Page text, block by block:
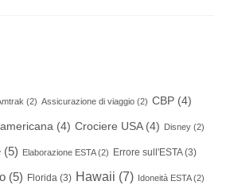
(2) Assicurazione di viaggio (2) CBP (4)
(4) Crociere USA(4) Disney (2)
(5) Elaborazione ESTA(2) Errore sull'ESTA(3)
(5) Florida (3) Hawaii (7) Idoneità ESTA(2)